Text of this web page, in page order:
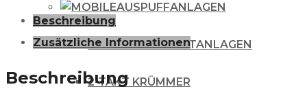
AUSPUFFANLAGEN
2-TAKT KOMPLETTANLAGEN
2-TAKT KRÜMMER
Fussrasten
Gummischutz
Universal
Beschreibung
Zusätzliche Informationen
Beschreibung